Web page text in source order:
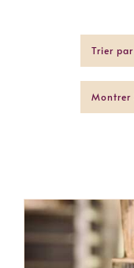
Trier par
Montrer